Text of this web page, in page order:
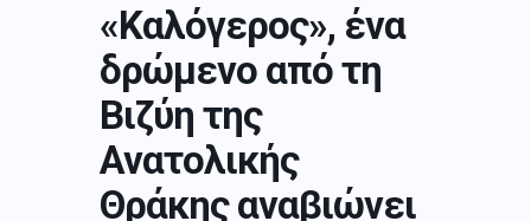
«Καλόγερος», ένα
δρώμενο από τη
Βιζύη της
Ανατολικής
Θράκης αναβιώνει